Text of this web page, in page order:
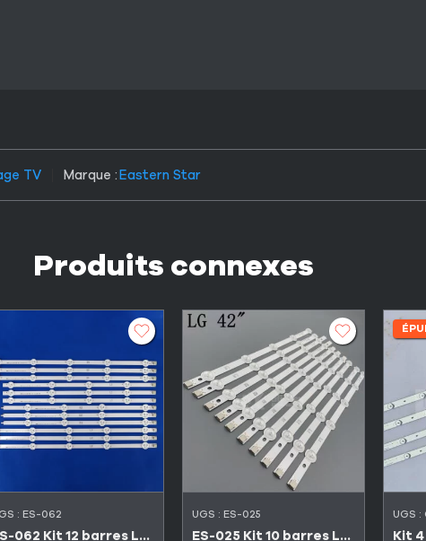
TV Marque :Eastern Star
Produits connexes
: ES-062
ES-062 Kit 12 barres LED LG 47″ Série LN
UGS : ES-025
ES-025 Kit 10 barres LED TV LG 42″ série LA et LN
UGS :